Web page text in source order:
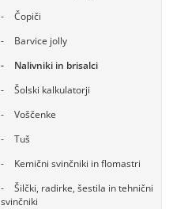
Čopiči
Barvice jolly
Nalivniki in brisalci
Šolski kalkulatorji
Voščenke
Tuš
Kemični svinčniki in flomastri
Šilčki, radirke, šestila in tehnični
svinčniki